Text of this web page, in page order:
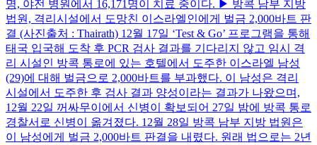
명, 야전 병원에서 16,171명이 치료 중이다. ▶ 방콕 남부 지방
법원, 격리시설에서 도망친 이스라엘인에게 벌금 2,000바트 판
결 (사진출처 : Thairath) 12월 17일 ‘Test & Go’ 프로그램을 통해
태국 입국해 도착 후 PCR 검사 결과를 기다리지 않고 임시 격
리 시설인 방콕 통로에 있는 호텔에서 도주한 이스라엘 남성
(29)에 대해 벌금으로 2,000바트를 부과했다. 이 남성은 격리
시설에서 도주한 후 검사 결과 양성이라는 결과가 나왔으며,
12월 22일 꺼싸무이에서 신병이 확보되어 27일 밤에 방콕 통로
경찰서로 신병이 옮겨졌다. 12월 28일 방콕 남부 지방 법원은
이 남성에게 벌금 2,000바트 판결을 내렸다. 원래 법으로는 2년